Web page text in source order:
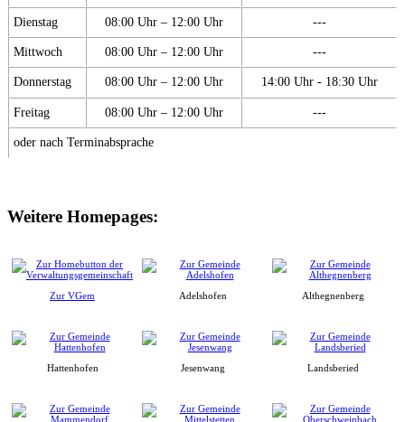
Dienstag 08:00 Uhr – 12:00 Uhr ---
Mittwoch 08:00 Uhr – 12:00 Uhr ---
Donnerstag 08:00 Uhr – 12:00 Uhr 14:00 Uhr - 18:30 Uhr
Freitag 08:00 Uhr – 12:00 Uhr ---
oder nach Terminabsprache
Weitere Homepages:
Zur VGem Adelshofen Althegnenberg
Hattenhofen Jesenwang Landsberied